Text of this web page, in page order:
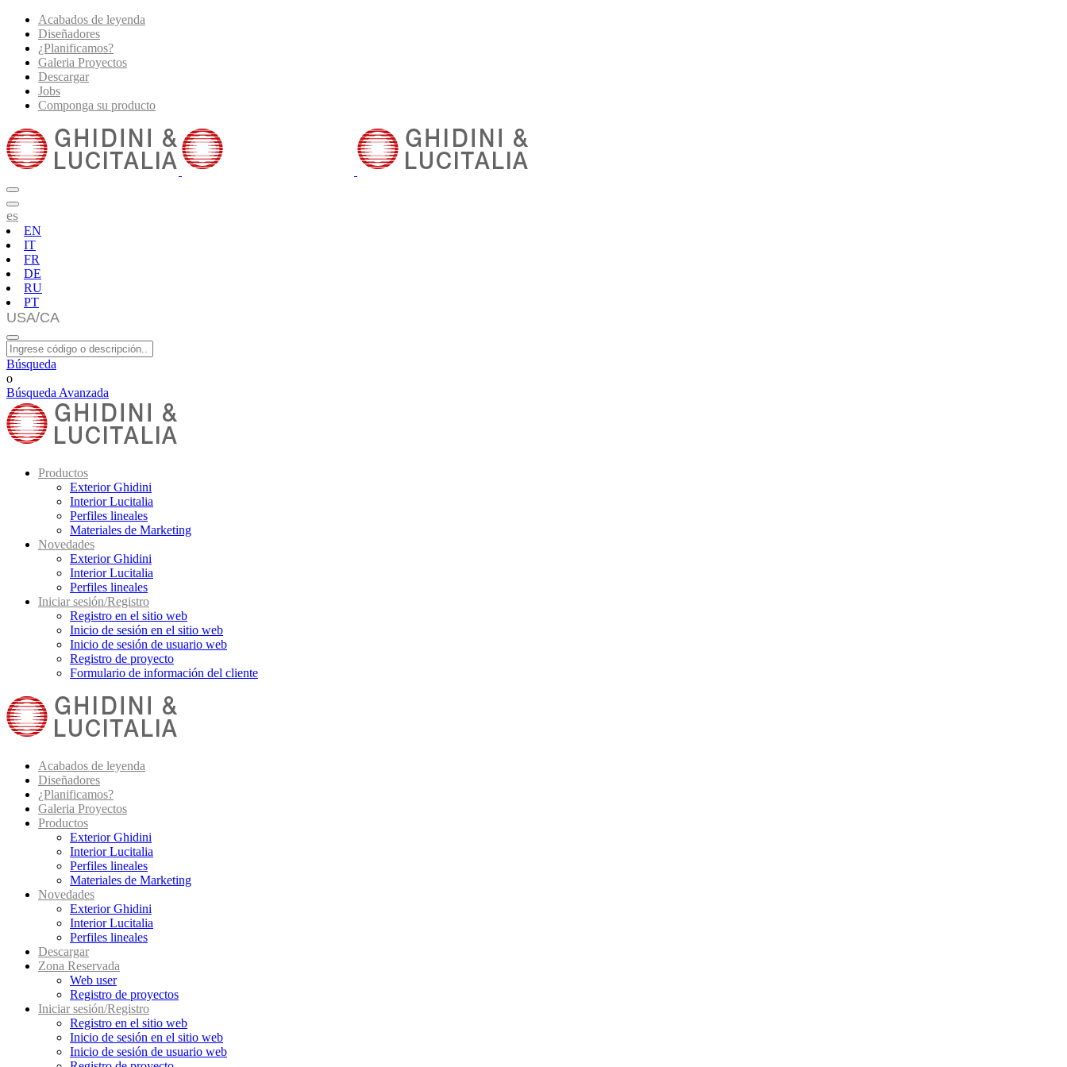
Acabados de leyenda
Diseñadores
¿Planificamos?
Galeria Proyectos
Descargar
Jobs
Componga su producto
es
EN
IT
FR
DE
RU
PT
Búsqueda
o
Búsqueda Avanzada
Productos
Exterior Ghidini
Interior Lucitalia
Perfiles lineales
Materiales de Marketing
Novedades
Exterior Ghidini
Interior Lucitalia
Perfiles lineales
Iniciar sesión/Registro
Registro en el sitio web
Inicio de sesión en el sitio web
Inicio de sesión de usuario web
Registro de proyecto
Formulario de información del cliente
Acabados de leyenda
Diseñadores
¿Planificamos?
Galeria Proyectos
Productos
Exterior Ghidini
Interior Lucitalia
Perfiles lineales
Materiales de Marketing
Novedades
Exterior Ghidini
Interior Lucitalia
Perfiles lineales
Descargar
Zona Reservada
Web user
Registro de proyectos
Iniciar sesión/Registro
Registro en el sitio web
Inicio de sesión en el sitio web
Inicio de sesión de usuario web